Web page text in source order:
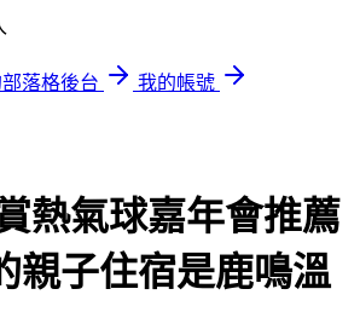
落格後台
我的帳號
熱氣球嘉年會推薦
親子住宿是鹿鳴溫